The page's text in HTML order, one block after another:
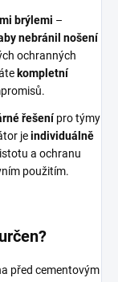
brýlemi –
nebránil nošení
ochranných
kompletní
řešenípro týmy
jeindividuálně
a ochranu
použitím.
před cementovým